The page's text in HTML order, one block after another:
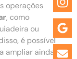
operações
, como
ou
é possível
ampliar ainda